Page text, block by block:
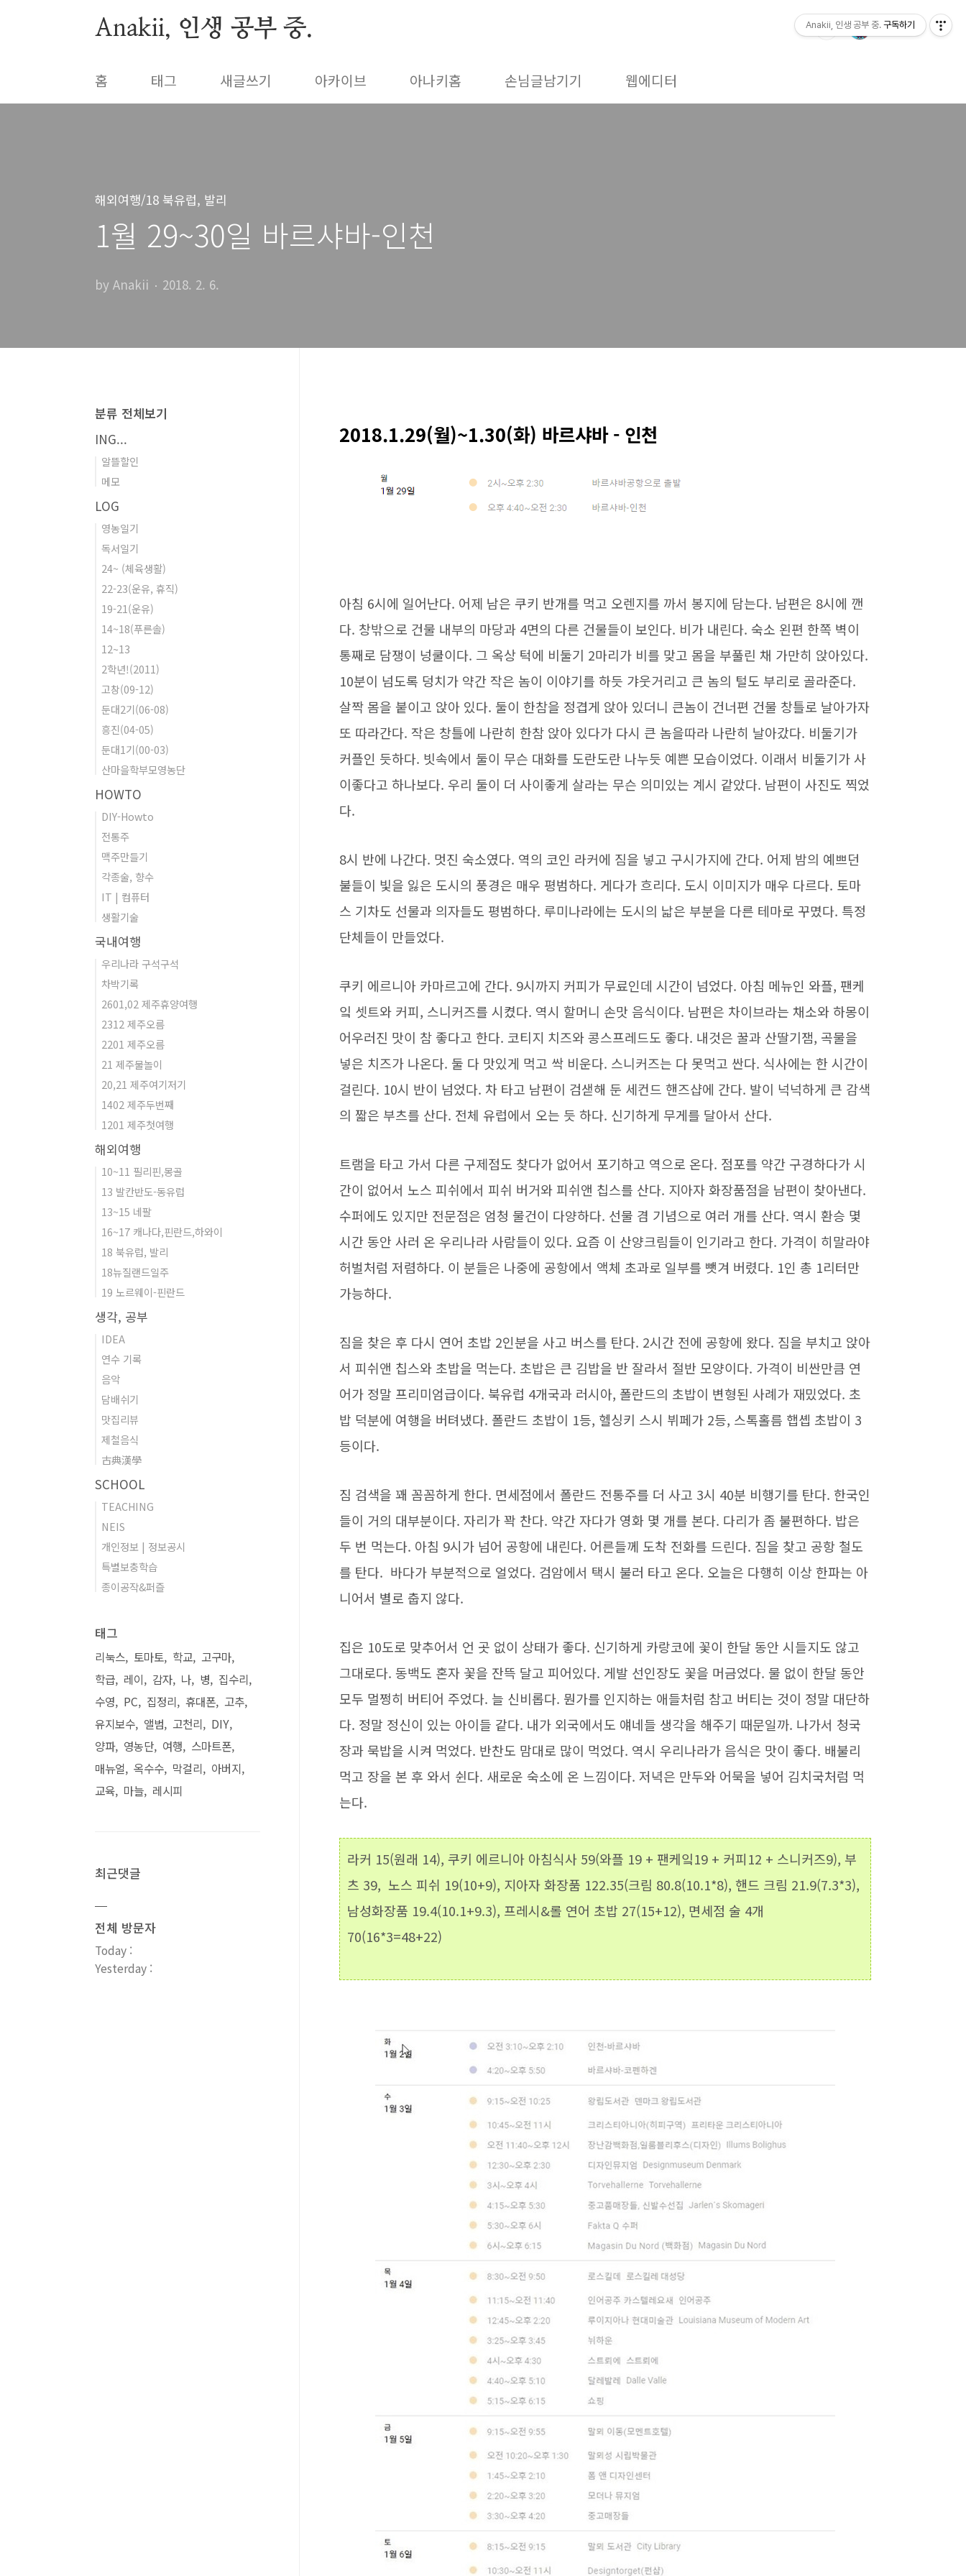
Anakii, 인생 공부 중.
홈 태그 새글쓰기 아카이브 아나키홈 손님글남기기 웹에디터
해외여행/18 북유럽, 발리
1월 29~30일 바르샤바-인천
by Anakii 2018. 2. 6.
2018.1.29(월)~1.30(화) 바르샤바 - 인천
아침 6시에 일어난다. 어제 남은 쿠키 반개를 먹고 오렌지를 까서 봉지에 담는다. 남편은 8시에 깬
다. 창밖으로 건물 내부의 마당과 4면의 다른 건물들이 보인다. 비가 내린다. 숙소 왼편 한쪽 벽이
통째로 담쟁이 넝쿨이다. 그 옥상 턱에 비둘기 2마리가 비를 맞고 몸을 부풀린 채 가만히 앉아있다.
10분이 넘도록 덩치가 약간 작은 놈이 이야기를 하듯 갸웃거리고 큰 놈의 털도 부리로 골라준다.
살짝 몸을 붙이고 앉아 있다. 둘이 한참을 정겹게 앉아 있더니 큰놈이 건너편 건물 창틀로 날아가자
또 따라간다. 작은 창틀에 나란히 한참 앉아 있다가 다시 큰 놈을따라 나란히 날아갔다. 비둘기가
커플인 듯하다. 빗속에서 둘이 무슨 대화를 도란도란 나누듯 예쁜 모습이었다. 이래서 비둘기가 사
이좋다고 하나보다. 우리 둘이 더 사이좋게 살라는 무슨 의미있는 계시 같았다. 남편이 사진도 찍었
다.
8시 반에 나간다. 멋진 숙소였다. 역의 코인 라커에 짐을 넣고 구시가지에 간다. 어제 밤의 예쁘던
불들이 빛을 잃은 도시의 풍경은 매우 평범하다. 게다가 흐리다. 도시 이미지가 매우 다르다. 토마
스 기차도 선물과 의자들도 평범하다. 루미나라에는 도시의 낣은 부분을 다른 테마로 꾸몄다. 특정
단체들이 만들었다.
쿠키 에르니아 카마르고에 간다. 9시까지 커피가 무료인데 시간이 넘었다. 아침 메뉴인 와플, 팬케
잌 셋트와 커피, 스니커즈를 시켰다. 역시 할머니 손맛 음식이다. 남편은 차이브라는 채소와 하몽이
어우러진 맛이 참 좋다고 한다. 코티지 치즈와 콩스프레드도 좋다. 내것은 꿀과 산딸기잼, 곡물을
넣은 치즈가 나온다. 둘 다 맛있게 먹고 싹 비운다. 스니커즈는 다 못먹고 싼다. 식사에는 한 시간이
걸린다. 10시 반이 넘었다. 차 타고 남편이 검샏해 둔 세컨드 핸즈샵에 간다. 발이 넉넉하게 큰 감색
의 짧은 부츠를 산다. 전체 유럽에서 오는 듯 하다. 신기하게 무게를 달아서 산다.
트램을 타고 가서 다른 구제점도 찾다가 없어서 포기하고 역으로 온다. 점포를 약간 구경하다가 시
간이 없어서 노스 피쉬에서 피쉬 버거와 피쉬앤 칩스를 산다. 지아자 화장품점을 남편이 찾아낸다.
수퍼에도 있지만 전문점은 엄청 물건이 다양하다. 선물 겸 기념으로 여러 개를 산다. 역시 환승 몇
시간 동안 사러 온 우리나라 사람들이 있다. 요즘 이 산양크림들이 인기라고 한다. 가격이 히말라야
허벌처럼 저렴하다. 이 분들은 나중에 공항에서 액체 초과로 일부를 뺏겨 버렸다. 1인 총 1리터만
가능하다.
짐을 찾은 후 다시 연어 초밥 2인분을 사고 버스를 탄다. 2시간 전에 공항에 왔다. 짐을 부치고 앉아
서 피쉬앤 칩스와 초밥을 먹는다. 초밥은 큰 김밥을 반 잘라서 절반 모양이다. 가격이 비싼만큼 연
어가 정말 프리미엄급이다. 북유럽 4개국과 러시아, 폴란드의 초밥이 변형된 사례가 재밌었다. 초
밥 덕분에 여행을 버텨냈다. 폴란드 초밥이 1등, 헬싱키 스시 뷔페가 2등, 스톡홀름 햅솁 초밥이 3
등이다.
짐 검색을 꽤 꼼꼼하게 한다. 면세점에서 폴란드 전통주를 더 사고 3시 40분 비행기를 탄다. 한국인
들이 거의 대부분이다. 자리가 꽉 찬다. 약간 자다가 영화 몇 개를 본다. 다리가 좀 불편하다. 밥은
두 번 먹는다. 아침 9시가 넘어 공항에 내린다. 어른들께 도착 전화를 드린다. 짐을 찾고 공항 철도
를 탄다. 바다가 부분적으로 얼었다. 검암에서 택시 불러 타고 온다. 오늘은 다행히 이상 한파는 아
니어서 별로 춥지 않다.
집은 10도로 맞추어서 언 곳 없이 상태가 좋다. 신기하게 카랑코에 꽃이 한달 동안 시들지도 않고
그대로다. 동백도 혼자 꽃을 잔뜩 달고 피어있다. 게발 선인장도 꽃을 머금었다. 물 없이 한달 동안
모두 멀쩡히 버티어 주었다. 늘 신비롭다. 뭔가를 인지하는 애들처럼 참고 버티는 것이 정말 대단하
다. 정말 정신이 있는 아이들 같다. 내가 외국에서도 얘네들 생각을 해주기 때문일까. 나가서 청국
장과 묵밥을 시켜 먹었다. 반찬도 맘대로 많이 먹었다. 역시 우리나라가 음식은 맛이 좋다. 배불리
먹고 장을 본 후 와서 쉰다. 새로운 숙소에 온 느낌이다. 저녁은 만두와 어묵을 넣어 김치국처럼 먹
는다.
라커 15(원래 14), 쿠키 에르니아 아침식사 59(와플 19 + 팬케잌19 + 커피12 + 스니커즈9), 부
츠 39, 노스 피쉬 19(10+9), 지아자 화장품 122.35(크림 80.8(10.1*8), 핸드 크림 21.9(7.3*3),
남성화장품 19.4(10.1+9.3), 프레시&롤 연어 초밥 27(15+12), 면세점 술 4개
70(16*3=48+22)
분류 전체보기
ING...
알뜰할인
메모
LOG
영농일기
독서일기
24~ (체육생활)
22-23(운유, 휴직)
19-21(운유)
14~18(푸른솔)
12~13
2학년!(2011)
고창(09-12)
둔대2기(06-08)
흥진(04-05)
둔대1기(00-03)
산마을학부모영농단
HOWTO
DIY-Howto
전통주
맥주만들기
각종술, 향수
IT | 컴퓨터
생활기술
국내여행
우리나라 구석구석
차박기록
2601,02 제주휴양여행
2312 제주오름
2201 제주오름
21 제주물놀이
20,21 제주여기저기
1402 제주두번째
1201 제주첫여행
해외여행
10~11 필리핀,몽골
13 발칸반도-동유럽
13~15 네팔
16~17 캐나다,핀란드,하와이
18 북유럽, 발리
18뉴질랜드일주
19 노르웨이-핀란드
생각, 공부
IDEA
연수 기록
음악
담배쉬기
맛집리뷰
제철음식
古典漢學
SCHOOL
TEACHING
NEIS
개인정보 | 정보공시
특별보충학습
종이공작&퍼즐
태그
리눅스 토마토 학교 고구마
학급 레이 감자 나 병
집수리
수영
PC 집정리 휴대폰 고추
유지보수 앨범 고천리
DIY
양파 영농단 여행
스마트폰
매뉴얼 옥수수 막걸리
아버지
교육 마늘 레시피
최근댓글
전체 방문자
Today :
Yesterday :
Anakii, 인생 공부 중. 구독하기